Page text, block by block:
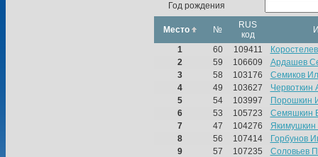
Год рождения
Место №
RUS
код
1
60 109411
2
59 106609
Ардашев
3
58 103176
Семиков
4
49 103627
Червоткин
5
54 103997
Порошкин
6
53 105723
Семяшкин
7
47 104276
Якимушкин
8
56 107414
Горбунов
9
57 107235
Соловьев